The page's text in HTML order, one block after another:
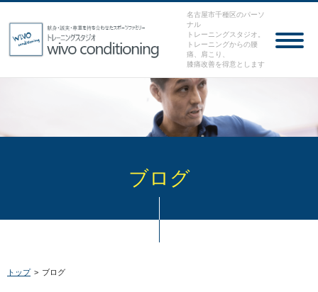
名古屋市千種区のパーソ
ナル
トレーニングスタジオ。
トレーニングからの腰
痛、肩こり、
膝痛改善を得意とします
ブログ
トップ > ブログ